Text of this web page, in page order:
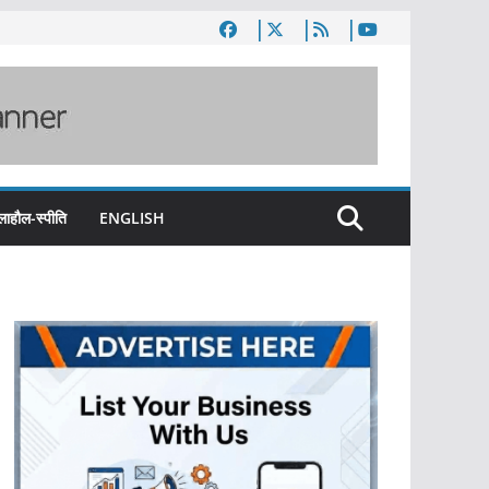
स्पीति ENGLISH